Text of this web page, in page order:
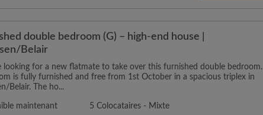
double bedroom (G) – high-end house |
Belair
looking for a new flatmate to take over this furnished double bedroom.
is fully furnished and free from 1st October in a spacious triplex in
Belair. The ho...
maintenant 5 Colocataires - Mixte